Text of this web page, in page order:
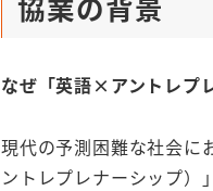
なぜ「英語×アントレプ
現代の予測困難な社会に
ントレプレナーシップ）